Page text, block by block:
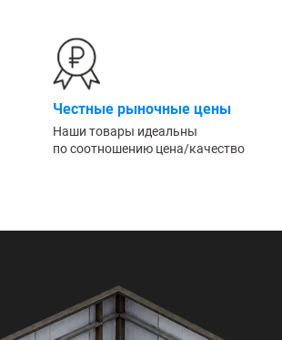
Честные рыночные цены
Наши товары идеальны
по соотношению цена/качество